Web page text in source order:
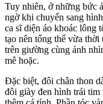
Tuy nhiên, ở những bức
ngờ khi chuyển sang
ca sĩ diện áo khoác lông
tạo nên tổng thể vừa
trên giường cùng ánh
mê hoặc.
Đặc biệt, đôi chân thon
đôi giày đen hình trái tim